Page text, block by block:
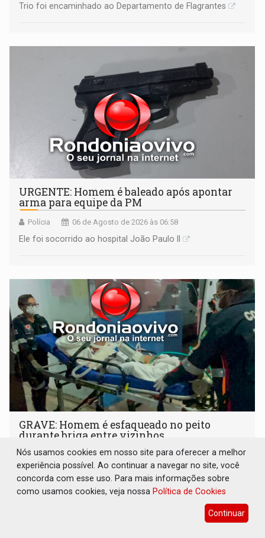
Trio foi encaminhado ao Departamento de Flagrantes
URGENTE: Homem é baleado após apontar
arma para equipe da PM
Polícia 06 de Agosto de 2026 às 06:58
Ele foi socorrido ao hospital João Paulo II
GRAVE: Homem é esfaqueado no peito
durante briga entre vizinhos
Polícia 05 de Agosto de 2026 às 21:08
Caso será investigado pela Polícia Civil
Nós usamos cookies em nosso site para oferecer a melhor
experiência possível. Ao continuar a navegar no site, você
concorda com esse uso. Para mais informações sobre
como usamos cookies, veja nossa Política de Cookies
Continuar